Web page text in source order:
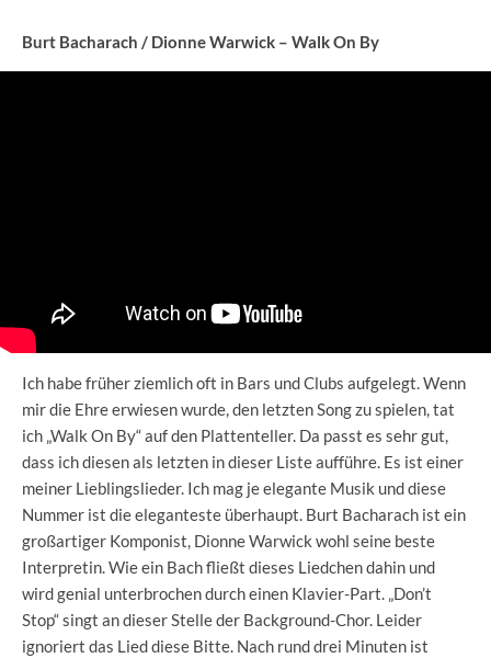
Burt Bacharach / Dionne Warwick – Walk On By
Ich habe früher ziemlich oft in Bars und Clubs aufgelegt. Wenn
mir die Ehre erwiesen wurde, den letzten Song zu spielen, tat
ich „Walk On By“ auf den Plattenteller. Da passt es sehr gut,
dass ich diesen als letzten in dieser Liste aufführe. Es ist einer
meiner Lieblingslieder. Ich mag je elegante Musik und diese
Nummer ist die eleganteste überhaupt. Burt Bacharach ist ein
großartiger Komponist, Dionne Warwick wohl seine beste
Interpretin. Wie ein Bach fließt dieses Liedchen dahin und
wird genial unterbrochen durch einen Klavier-Part. „Don’t
Stop“ singt an dieser Stelle der Background-Chor. Leider
ignoriert das Lied diese Bitte. Nach rund drei Minuten ist